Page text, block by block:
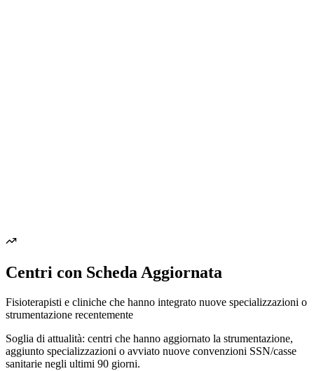
Centri con Scheda Aggiornata
Fisioterapisti e cliniche che hanno integrato nuove specializzazioni o
strumentazione recentemente
Soglia di attualità: centri che hanno aggiornato la strumentazione,
aggiunto specializzazioni o avviato nuove convenzioni SSN/casse
sanitarie negli ultimi 90 giorni.